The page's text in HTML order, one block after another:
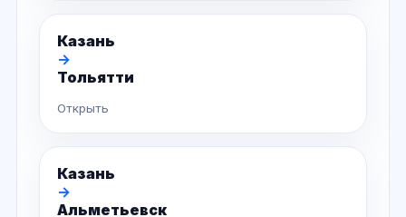
Казань
→
Тольятти
Открыть
Казань
→
Альметьевск